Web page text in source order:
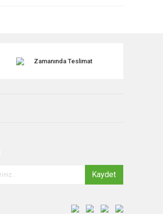
Zamanında Teslimat
Kaydet